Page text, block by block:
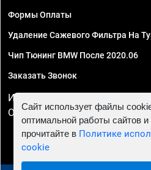
Формы Оплаты
Удаление Сажевого Фильтра На
Чип Тюнинг BMW После 2020.06
Заказать Звонок
ИП Смирнов Георгий
ОГРНИП 324470400032610
Сайт использует файлы
оптимальной работы сайтов
прочитайте в Политике
cookie